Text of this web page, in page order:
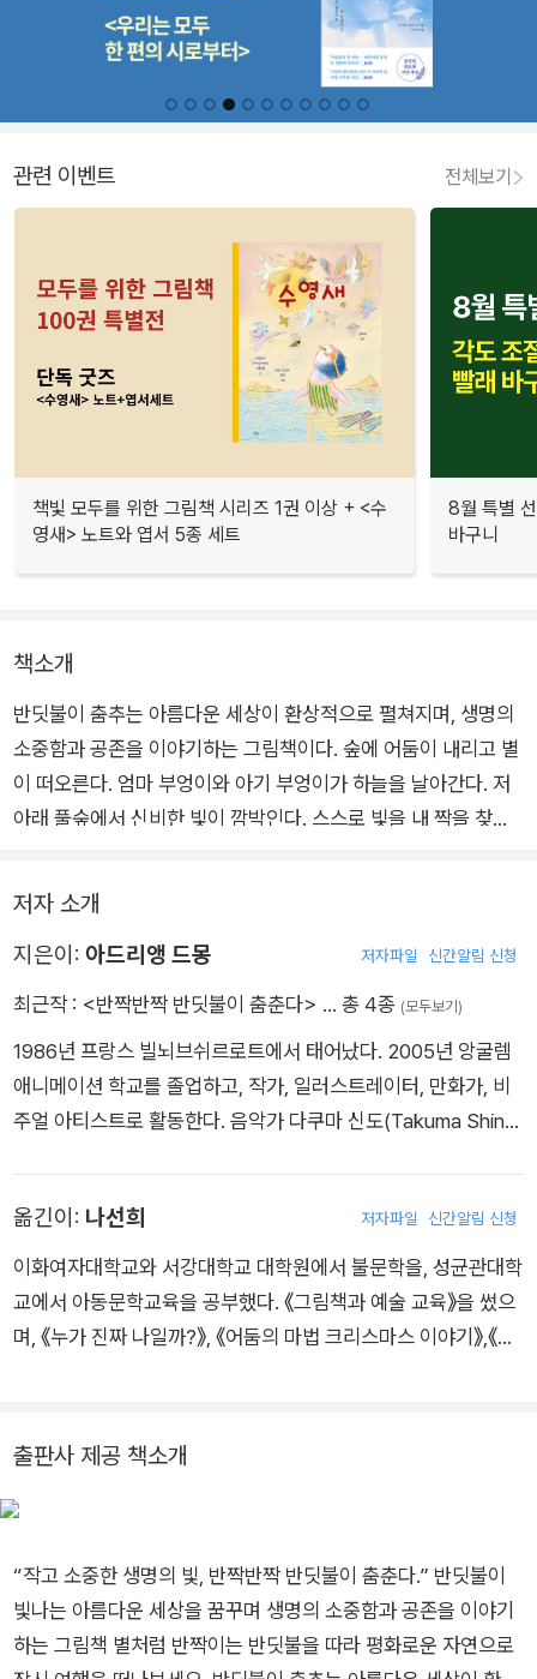
관련 이벤트 전체보기
책빛 모두를 위한 그림책 시리즈 1권 이상 + <수
영새> 노트와 엽서 5종 세트
8월 특별
바구니
책소개
반딧불이 춤추는 아름다운 세상이 환상적으로 펼쳐지며, 생명의
소중함과 공존을 이야기하는 그림책이다. 숲에 어둠이 내리고 별
이 떠오른다. 엄마 부엉이와 아기 부엉이가 하늘을 날아간다. 저
아래 풀숲에서 신비한 빛이 깜박인다. 스스로 빛을 내 짝을 찾는
반딧불이의 사랑의 춤은 세상을 아름답게 밝히고, 동물들도, 사람
들도 모두 소중한 생명을 반기고 응원한다. 프랑스의 아드리앵 드
몽 작가는 환상적인 콜라주 기법으로 반딧불이의 마법을 그리며,
저자 소개
지은이: 아드리앵 드몽 저자파일 신간알림 신청
최근작 : <반짝반짝 반딧불이 춤춘다> … 총 4종 (모두보기)
1986년 프랑스 빌뇌브쉬르로트에서 태어났다. 2005년 앙굴렘
애니메이션 학교를 졸업하고, 작가, 일러스트레이터, 만화가, 비
주얼 아티스트로 활동한다. 음악가 다쿠마 신도(Takuma Shind
처음 소개되는 그림책이다.
옮긴이: 나선희 저자파일 신간알림 신청
이화여자대학교와 서강대학교 대학원에서 불문학을, 성균관대학
교에서 아동문학교육을 공부했다. 《그림책과 예술 교육》을 썼으
며, 《누가 진짜 나일까?》, 《어둠의 마법 크리스마스 이야기》,《하
발 어디 갔지?》, 《이렇게 말이야》, 《산이 웃었다》 등을 우리말로
출판사 제공 책소개
“작고 소중한 생명의 빛, 반짝반짝 반딧불이 춤춘다.” 반딧불이
빛나는 아름다운 세상을 꿈꾸며 생명의 소중함과 공존을 이야기
하는 그림책 별처럼 반짝이는 반딧불을 따라 평화로운 자연으로